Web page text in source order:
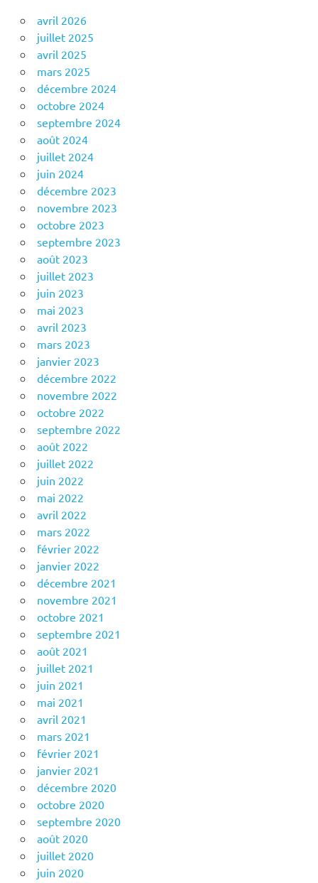
avril 2026
juillet 2025
avril 2025
mars 2025
décembre 2024
octobre 2024
septembre 2024
août 2024
juillet 2024
juin 2024
décembre 2023
novembre 2023
octobre 2023
septembre 2023
août 2023
juillet 2023
juin 2023
mai 2023
avril 2023
mars 2023
janvier 2023
décembre 2022
novembre 2022
octobre 2022
septembre 2022
août 2022
juillet 2022
juin 2022
mai 2022
avril 2022
mars 2022
février 2022
janvier 2022
décembre 2021
novembre 2021
octobre 2021
septembre 2021
août 2021
juillet 2021
juin 2021
mai 2021
avril 2021
mars 2021
février 2021
janvier 2021
décembre 2020
octobre 2020
septembre 2020
août 2020
juillet 2020
juin 2020